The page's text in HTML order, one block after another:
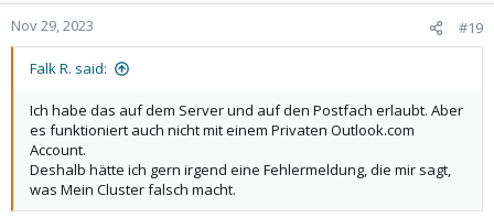
Nov 29, 2023 #19
Falk R. said:
Ich habe das auf dem Server und auf den Postfach erlaubt. Aber
es funktioniert auch nicht mit einem Privaten Outlook.com
Account.
Deshalb hätte ich gern irgend eine Fehlermeldung, die mir sagt,
was Mein Cluster falsch macht.